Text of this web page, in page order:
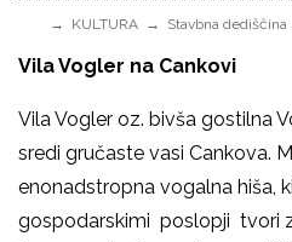
KULTURA Stavbna dediščina
Vila Vogler na Cankovi
Vila Vogler oz. bivša gostilna
sredi gručaste vasi Cankova.
enonadstropna vogalna hiša,
gospodarskimi poslopji tvori